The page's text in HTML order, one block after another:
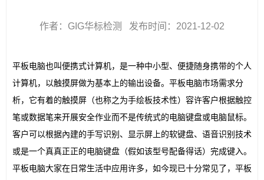
作者：GIG华标检测 发布时间：2021-12-02
平板电脑也叫便携式计算机，是一种中小型、便捷随身携带的个人
计算机，以触摸屏做为基本上的输出设备。平板电脑市场需求分
析，它有着的触摸屏（也称之为手绘板技术性）容许客户根据触控
笔或数据笔来开展安全作业而不是传统式的电脑键盘或电脑鼠标。
客户可以根据內建的手写识别、显示屏上的软键盘、语音识别技术
或是一个真真正正的电脑键盘（假如该型号配备得话）完成键入。
平板电脑大家在日常生活中应用许多，如今现已十分常见了，平板